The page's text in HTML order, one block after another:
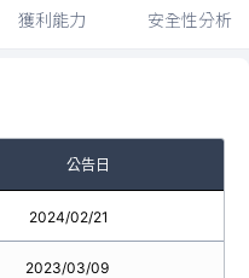
獲利能力 安全性分析
公告日
2024/02/21
2023/03/09